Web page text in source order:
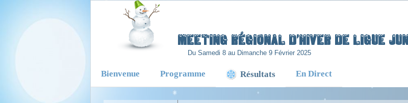
Meeting Régional d’Hiver de Ligue
Du Samedi 8 au Dimanche 9 Février 2025
Bienvenue Programme Résultats En Direct